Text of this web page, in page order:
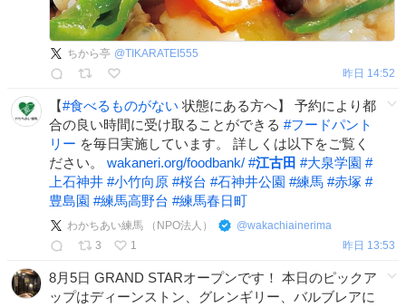
ちから亭 @TIKARATEI555
昨日 14:52
【#食べるものがない 状態にある方へ】 予約により都
合の良い時間に受け取ることができる #フードパント
リー を毎日実施しています。 詳しくは以下をご覧く
ださい。 wakaneri.org/foodbank/ #江古田 #大泉学園 #
上石神井 #小竹向原 #桜台 #石神井公園 #練馬 #赤塚 #
豊島園 #練馬高野台 #練馬春日町
わかちあい練馬 （NPO法人） @wakachiainerima
3
1 昨日 13:53
8月5日 GRAND STARオープンです！ 本日のピックア
ップはディーンストン、グレンギリー、バルブレアに